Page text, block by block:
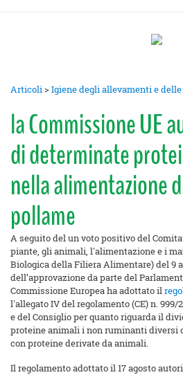
Articoli>Igiene degli allevamenti e
la Commissione UE
di determinate
nella alimentazione
pollame
A seguito del un voto positivo del
piante, gli animali, l'alimentazione e i
Biologica della Filiera Alimentare) del 9
dell’approvazione da parte del
Commissione Europea ha adottato il
l'allegato IV del regolamento (CE) n. 999/
e del Consiglio per quanto riguarda il
proteine animali i non ruminanti diversi
con proteine derivate da animali.
Il regolamento adottato il 17 agosto